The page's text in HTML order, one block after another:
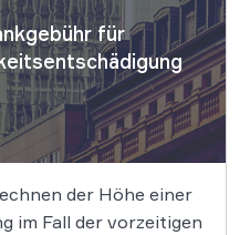
für
der Höhe einer
im Fall der vorzeitigen